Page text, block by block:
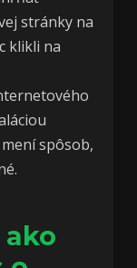
stránky na
klikli na
spôsob,